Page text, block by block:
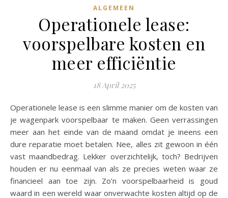
ALGEMEEN
Operationele lease:
voorspelbare kosten en
meer efficiëntie
18 April 2025
Operationele lease is een slimme manier om de kosten van
je wagenpark voorspelbaar te maken. Geen verrassingen
meer aan het einde van de maand omdat je ineens een
dure reparatie moet betalen. Nee, alles zit gewoon in één
vast maandbedrag. Lekker overzichtelijk, toch? Bedrijven
houden er nu eenmaal van als ze precies weten waar ze
financieel aan toe zijn. Zo’n voorspelbaarheid is goud
waard in een wereld waar onverwachte kosten altijd op de